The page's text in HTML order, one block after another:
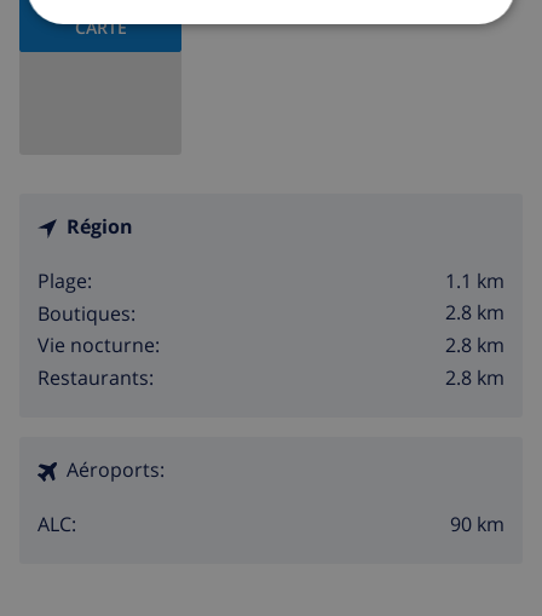
CARTE
Région
Plage:
1.1 km
Boutiques:
2.8 km
Vie nocturne:
2.8 km
Restaurants:
2.8 km
Aéroports:
ALC: 90 km